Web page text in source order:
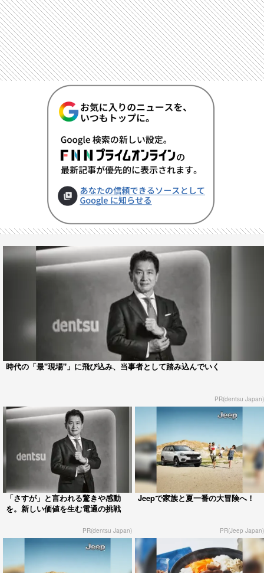
時代の「最"現場"」に飛び込み、当事者として踏み込んでいく
PR(dentsu Japan)
「さすが」と言われる驚きや感動
を。新しい価値を生む電通の挑戦
PR(dentsu Japan)
Jeepで家族と夏一番の大冒険へ！
PR(Jeep Japan)